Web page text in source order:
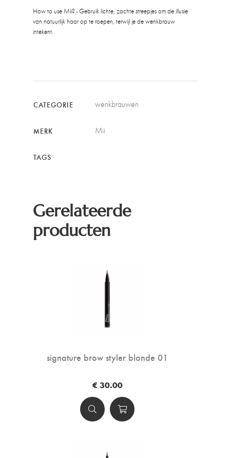
How to use Mii? - Gebruik lichte, zachte streepjes om de illusie
van natuurlijk haar op te roepen, terwijl je de wenkbrauw
intekent.
CATEGORIE wenkbrauwen
MERK Mii
TAGS
Gerelateerde
producten
signature brow styler blonde 01
€ 30.00